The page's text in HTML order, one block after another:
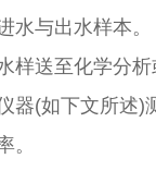
水与出水样本。
样送至化学分
器(如下文所述)
。